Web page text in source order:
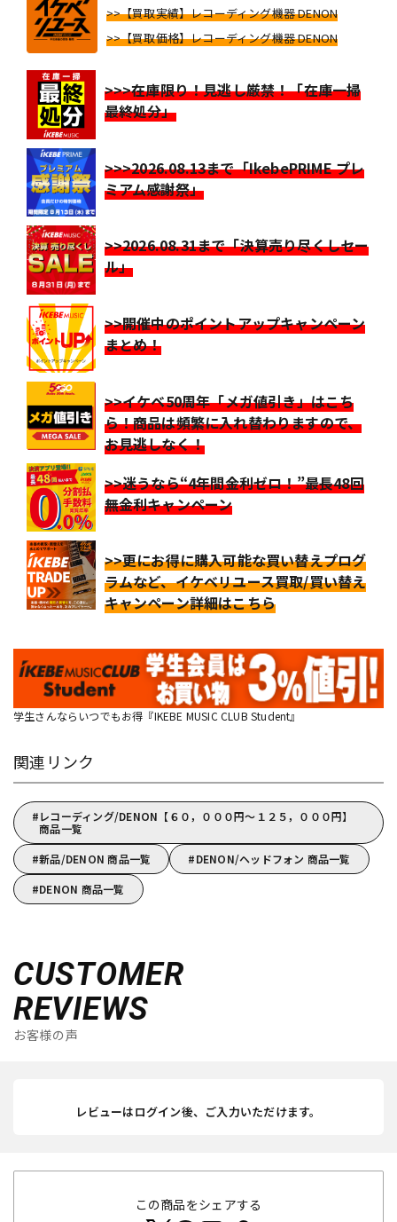
>>【買取実績】レコーディング機器 DENON
>>【買取価格】レコーディング機器 DENON
>>>在庫限り！見逃し厳禁！「在庫一掃
最終処分」
>>>2026.08.13まで「IkebePRIME プレ
ミアム感謝祭」
>>2026.08.31まで「決算売り尽くしセー
ル」
>>開催中のポイントアップキャンペーン
まとめ！
>>イケベ50周年「メガ値引き」はこち
ら！商品は頻繁に入れ替わりますので、
お見逃しなく！
>>迷うなら“4年間金利ゼロ！”最長48回
無金利キャンペーン
>>更にお得に購入可能な買い替えプログ
ラムなど、イケベリユース買取/買い替え
キャンペーン詳細はこちら
学生さんならいつでもお得『IKEBE MUSIC CLUB Student』
関連リンク
レコーディング/DENON【６０，０００円～１２５，０００円】
商品一覧
新品/DENON 商品一覧
DENON/ヘッドフォン 商品一覧
DENON 商品一覧
CUSTOMER
REVIEWS
お客様の声
レビューはログイン後、ご入力いただけます。
この商品をシェアする